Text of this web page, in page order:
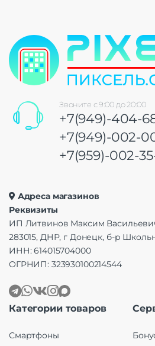
Звоните с 9:00 до 20:00
+7(949)-404-
+7(949)-002-
+7(959)-002-
Адреса магазинов
Реквизиты
ИП Литвинов Максим
283015, ДНР, г Донецк, б-р
ИНН: 614015704000
ОГРНИП: 323930100214544
Категории товаров
Смартфоны